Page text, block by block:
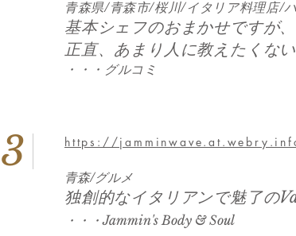
青森県/青森市/桜川/イタリア料理店/
基本シェフのおまかせですが
正直、あまり人に教えたくない
・・・グルコミ
3 https://
青森/グルメ
独創的なイタリアンで魅了の
・・・Jammin's Body & Soul